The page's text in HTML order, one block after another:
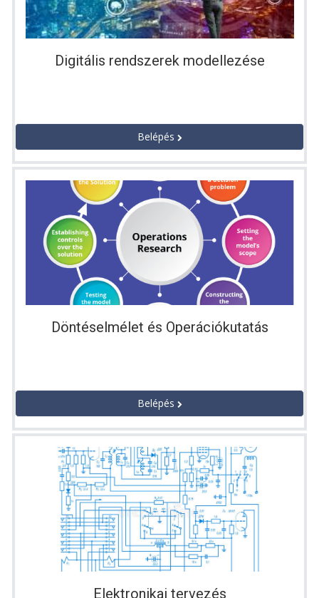
Digitális rendszerek modellezése
Belépés
Döntéselmélet és Operációkutatás
Belépés
Elektronikai tervezés